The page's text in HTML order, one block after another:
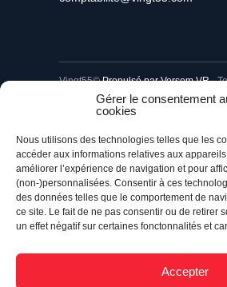
Gérer le consentement
cookies
Nous utilisons des technologies telles que les
accéder aux informations relatives aux
améliorer l’expérience de navigation et pour
(non-)personnalisées. Consentir à ces
des données telles que le comportement de
ce site. Le fait de ne pas consentir ou de retirer
un effet négatif sur certaines fonctonnalités et
Accepter
comptabilite@vingt55.com
réservés.